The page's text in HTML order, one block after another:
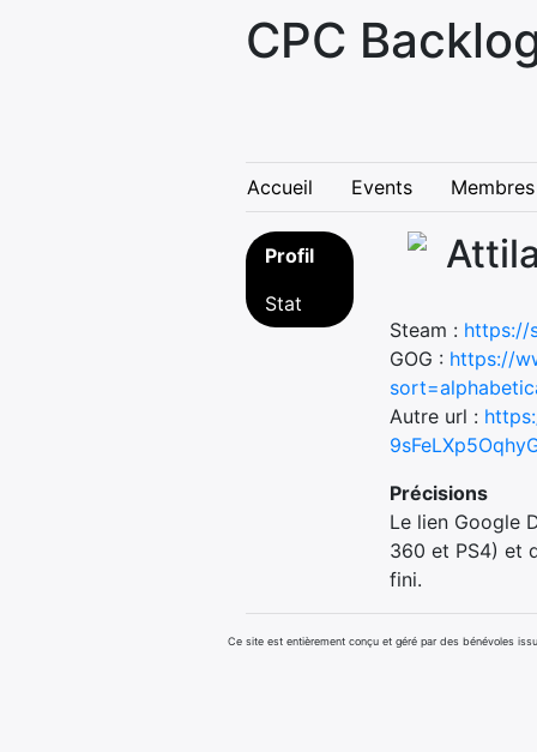
CPC
Accueil Events Membres
Profil
Stat
Steam : https://
GOG : https://
Autre url :
Précisions
Le lien Google
360 et PS4) et
fini.
Ce site est entièrement conçu et géré par des bénévoles